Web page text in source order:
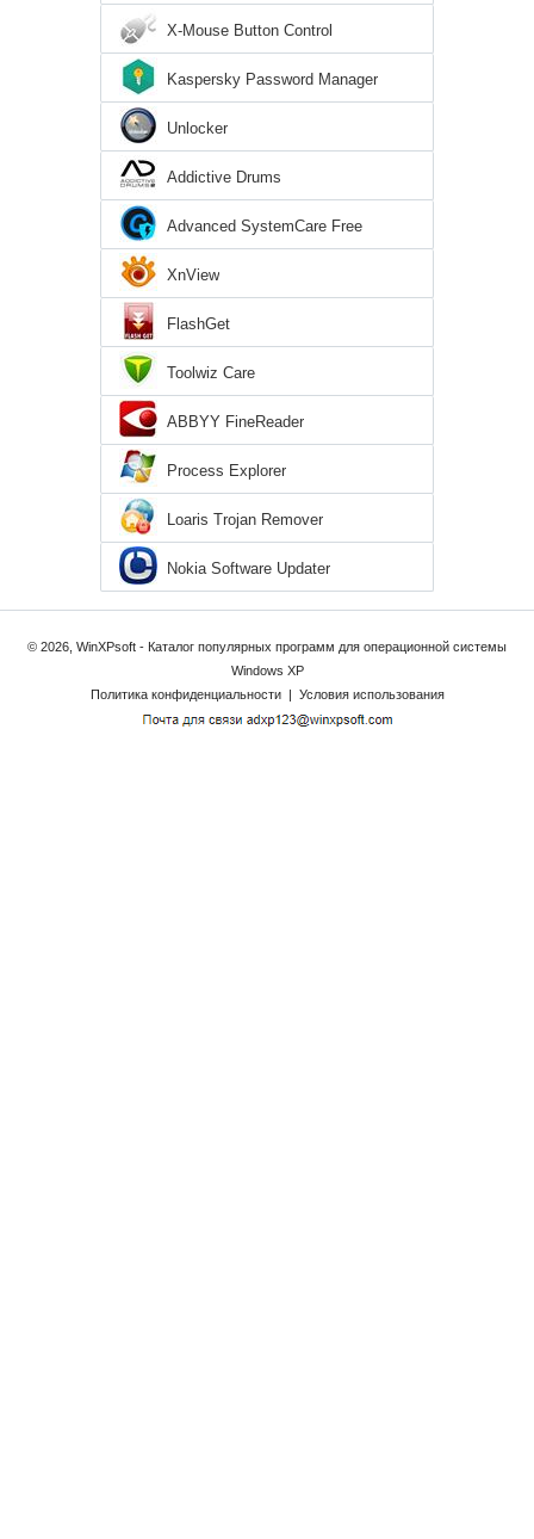
X-Mouse Button Control
Kaspersky Password Manager
Unlocker
Addictive Drums
Advanced SystemCare Free
XnView
FlashGet
Toolwiz Care
ABBYY FineReader
Process Explorer
Loaris Trojan Remover
Nokia Software Updater
© 2026, WinXPsoft - Каталог популярных программ для операционной системы
Windows XP
Политика конфиденциальности
| Условия использования